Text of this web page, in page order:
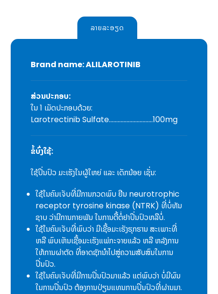
ລາຍລະອຽດ
Brand name: ALILAROTINIB
ສ່ວນປະກອບ:
ໃນ 1 ເມັດປະກອບດ້ວຍ:
Larotrectinib Sulfate…………………………100mg
ຂໍ້ບົ່ງໃຊ້:
ໃຊ້ປິ່ນປົວ ມະເຮັງໃນຜູ້ໃຫຍ່ ແລະ ເດັກນ້ອຍ ເຊັ່ນ:
ໃຊ້ໃນຄົນເຈັບທີ່ມີການກວດພົບ ຢີນ neurotrophic
receptor tyrosine kinase (NTRK) ທີ່ບໍ່ທັນ
ຊາບ ວ່າມີການກາຍພັນ ໃນການດື້ຕໍ່ຢາປິ່ນປົວຫລືບໍ່.
ໃຊ້ໃນຄົນເຈັບທີ່ພົບວ່າ ມີເຊື້ອມະເຮັງຮຸກຮານ ສະເພາະທີ່
ຫລື ພົບເຫັນເຊື້ອມະເຮັງແພ່ກະຈາຍແລ້ວ ຫລື ຫລັງການ
ໃຫ້ການຜ່າຕັດ ທີ່ອາດຊັກນໍາໄປສູ່ຄວາມສັບສົນໃນການ
ປິ່ນປົວ.
ໃຊ້ໃນຄົນເຈັບທີ່ມີການປິ່ນປົວມາແລ້ວ ແຕ່ພົບວ່າ ບໍ່ມີຜົນ
ໃນການປິ່ນປົວ ຕ້ອງການປ່ຽນແທນການປິ່ນປົວທີ່ຜ່ານມາ.